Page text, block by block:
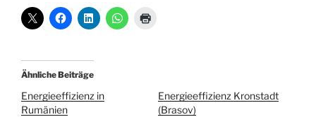
Ähnliche Beiträge
Energieeffizienz in
Rumänien
Energieeffizienz Kronstadt
(Brasov)